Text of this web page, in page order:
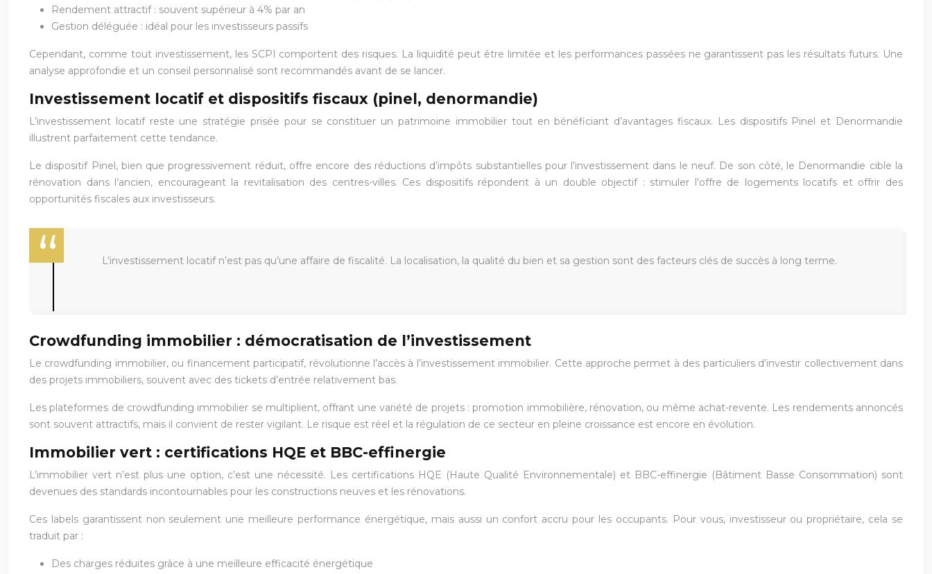
Rendement attractif : souvent supérieur à 4% par an
Gestion déléguée : idéal pour les investisseurs passifs
Cependant, comme tout investissement, les SCPI comportent des risques. La liquidité peut être limitée et les performances passées ne garantissent pas les résultats futurs. Une
analyse approfondie et un conseil personnalisé sont recommandés avant de se lancer.
Investissement locatif et dispositifs fiscaux (pinel, denormandie)
L’investissement locatif reste une stratégie prisée pour se constituer un patrimoine immobilier tout en bénéficiant d’avantages fiscaux. Les dispositifs Pinel et Denormandie
illustrent parfaitement cette tendance.
Le dispositif Pinel, bien que progressivement réduit, offre encore des réductions d’impôts substantielles pour l’investissement dans le neuf. De son côté, le Denormandie cible la
rénovation dans l’ancien, encourageant la revitalisation des centres-villes. Ces dispositifs répondent à un double objectif : stimuler l’offre de logements locatifs et offrir des
opportunités fiscales aux investisseurs.
L’investissement locatif n’est pas qu’une affaire de fiscalité. La localisation, la qualité du bien et sa gestion sont des facteurs clés de succès à long terme.
Crowdfunding immobilier : démocratisation de l’investissement
Le crowdfunding immobilier, ou financement participatif, révolutionne l’accès à l’investissement immobilier. Cette approche permet à des particuliers d’investir collectivement dans
des projets immobiliers, souvent avec des tickets d’entrée relativement bas.
Les plateformes de crowdfunding immobilier se multiplient, offrant une variété de projets : promotion immobilière, rénovation, ou même achat-revente. Les rendements annoncés
sont souvent attractifs, mais il convient de rester vigilant. Le risque est réel et la régulation de ce secteur en pleine croissance est encore en évolution.
Immobilier vert : certifications HQE et BBC-effinergie
L’immobilier vert n’est plus une option, c’est une nécessité. Les certifications HQE (Haute Qualité Environnementale) et BBC-effinergie (Bâtiment Basse Consommation) sont
devenues des standards incontournables pour les constructions neuves et les rénovations.
Ces labels garantissent non seulement une meilleure performance énergétique, mais aussi un confort accru pour les occupants. Pour vous, investisseur ou propriétaire, cela se
traduit par :
Des charges réduites grâce à une meilleure efficacité énergétique